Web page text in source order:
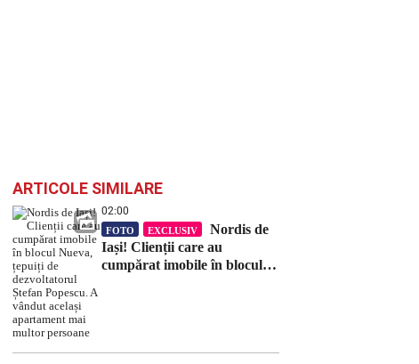
ARTICOLE SIMILARE
02:00
FOTO EXCLUSIV
Nordis de
Iași! Clienții care au
cumpărat imobile în blocul